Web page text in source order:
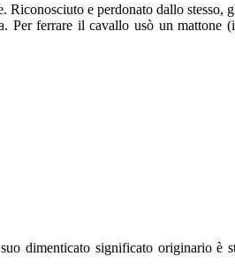
Riconosciuto e perdonato dallo stesso,
Per ferrare il cavallo usò un mattone
dimenticato significato originario è